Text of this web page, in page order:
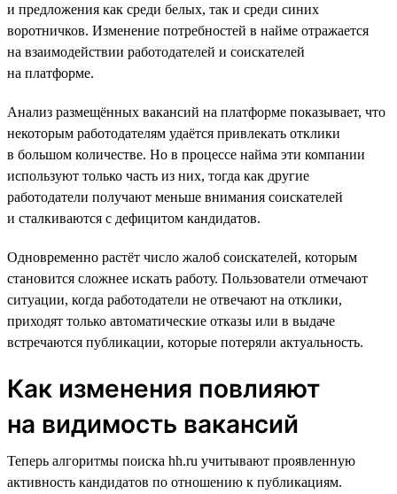
и предложения как среди белых, так и среди синих
воротничков. Изменение потребностей в найме отражается
на взаимодействии работодателей и соискателей
на платформе.
Анализ размещённых вакансий на платформе показывает, что
некоторым работодателям удаётся привлекать отклики
в большом количестве. Но в процессе найма эти компании
используют только часть из них, тогда как другие
работодатели получают меньше внимания соискателей
и сталкиваются с дефицитом кандидатов.
Одновременно растёт число жалоб соискателей, которым
становится сложнее искать работу. Пользователи отмечают
ситуации, когда работодатели не отвечают на отклики,
приходят только автоматические отказы или в выдаче
встречаются публикации, которые потеряли актуальность.
Как изменения повлияют
на видимость вакансий
Теперь алгоритмы поиска hh.ru учитывают проявленную
активность кандидатов по отношению к публикациям.